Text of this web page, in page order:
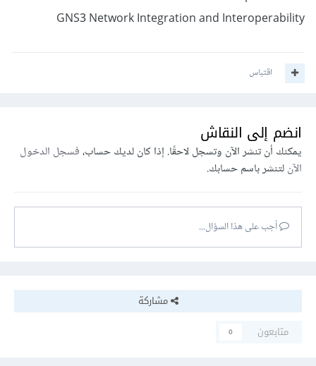
GNS3 Network Integration and Interoperability
اقتباس
انضم إلى النقاش
يمكنك أن تنشر الآن وتسجل لاحقًا. إذا كان لديك حساب،فسجل الدخول
الآنلتنشر باسم حسابك.
أجب على هذا السؤال...
مشاركة
متابعون
0